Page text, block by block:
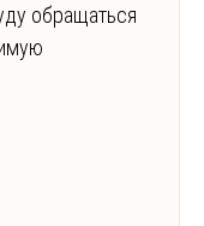
обращаться